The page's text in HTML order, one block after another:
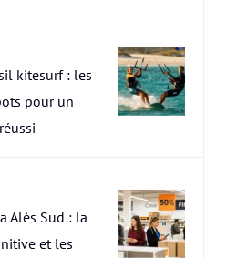
kitesurf : les
pour un
Alès Sud : la
et les